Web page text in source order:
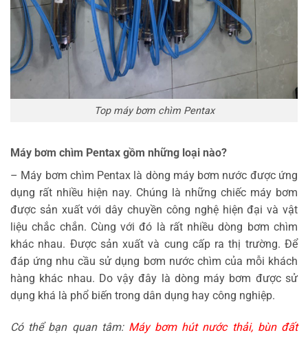
Top máy bơm chìm Pentax
Máy bơm chìm Pentax gồm những loại nào?
– Máy bơm chìm Pentax là dòng máy bơm nước được ứng
dụng rất nhiều hiện nay. Chúng là những chiếc máy bơm
được sản xuất với dây chuyền công nghệ hiện đại và vật
liệu chắc chắn. Cùng với đó là rất nhiều dòng bơm chìm
khác nhau. Được sản xuất và cung cấp ra thị trường. Để
đáp ứng nhu cầu sử dụng bơm nước chìm của mỗi khách
hàng khác nhau. Do vậy đây là dòng máy bơm được sử
dụng khá là phổ biến trong dân dụng hay công nghiệp.
Có thể bạn quan tâm: Máy bơm hút nước thải, bùn đất